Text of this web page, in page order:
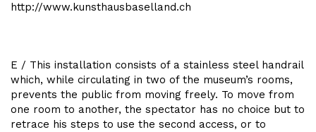
http://www.kunsthausbaselland.ch
E / This installation consists of a stainless steel handrail
which, while circulating in two of the museum’s rooms,
prevents the public from moving freely. To move from
one room to another, the spectator has no choice but to
retrace his steps to use the second access, or to